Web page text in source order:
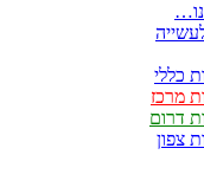
כללי
מרכז
דרום
צפון